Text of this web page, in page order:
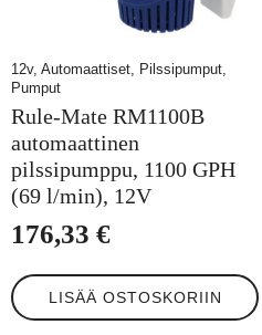
12v, Automaattiset, Pilssipumput,
Pumput
Rule-Mate RM1100B
automaattinen
pilssipumppu, 1100 GPH
(69 l/min), 12V
176,33€
LISÄÄ OSTOSKORIIN